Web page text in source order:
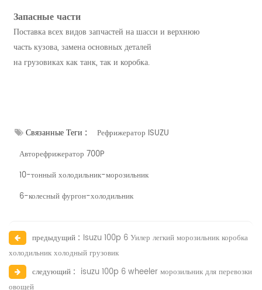
Запасные части
Поставка всех видов запчастей на шасси и верхнюю
часть кузова, замена основных деталей
на грузовиках как танк, так и коробка.
Связанные Теги :
Рефрижератор ISUZU
Авторефрижератор 700P
10-тонный холодильник-морозильник
6-колесный фургон-холодильник
предыдущий : Isuzu 100p 6 Уилер легкий морозильник коробка
холодильник холодный грузовик
следующий : isuzu 100p 6 wheeler морозильник для перевозки
овощей